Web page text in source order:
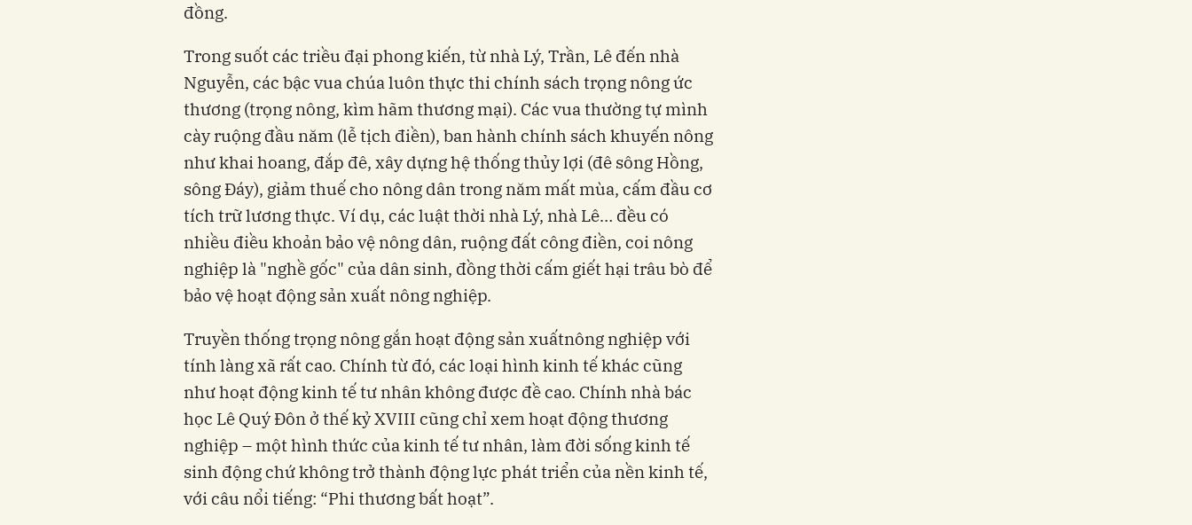
đồng.
Trong suốt các triều đại phong kiến, từ nhà Lý, Trần, Lê đến nhà
Nguyễn, các bậc vua chúa luôn thực thi chính sách trọng nông ức
thương (trọng nông, kìm hãm thương mại). Các vua thường tự mình
cày ruộng đầu năm (lễ tịch điền), ban hành chính sách khuyến nông
như khai hoang, đắp đê, xây dựng hệ thống thủy lợi (đê sông Hồng,
sông Đáy), giảm thuế cho nông dân trong năm mất mùa, cấm đầu cơ
tích trữ lương thực. Ví dụ, các luật thời nhà Lý, nhà Lê… đều có
nhiều điều khoản bảo vệ nông dân, ruộng đất công điền, coi nông
nghiệp là "nghề gốc" của dân sinh, đồng thời cấm giết hại trâu bò để
bảo vệ hoạt động sản xuất nông nghiệp.
Truyền thống trọng nông gắn hoạt động sản xuấtnông nghiệp với
tính làng xã rất cao. Chính từ đó, các loại hình kinh tế khác cũng
như hoạt động kinh tế tư nhân không được đề cao. Chính nhà bác
học Lê Quý Đôn ở thế kỷ XVIII cũng chỉ xem hoạt động thương
nghiệp – một hình thức của kinh tế tư nhân, làm đời sống kinh tế
sinh động chứ không trở thành động lực phát triển của nền kinh tế,
với câu nổi tiếng: “Phi thương bất hoạt”.